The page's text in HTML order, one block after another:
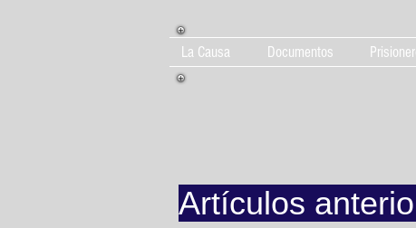
La Causa Documentos
Artículos